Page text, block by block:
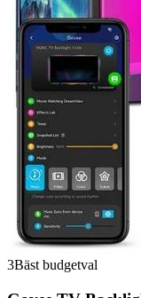
3Bäst budgetval